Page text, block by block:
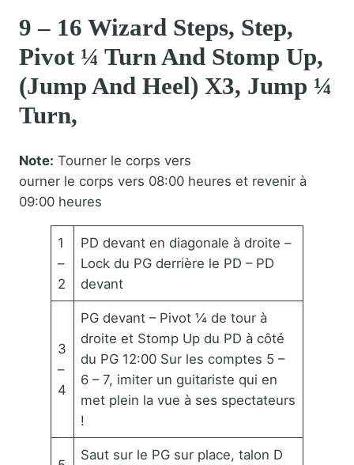
9 – 16 Wizard Steps, Step,
Pivot ¼ Turn And Stomp Up,
(Jump And Heel) X3, Jump ¼
Turn,
Note: Tourner le corps vers
ourner le corps vers 08:00 heures et revenir à
09:00 heures
1
–
2
PD devant en diagonale à droite –
Lock du PG derrière le PD – PD
devant
3
–
4
PG devant – Pivot ¼ de tour à
droite et Stomp Up du PD à côté
du PG 12:00 Sur les comptes 5 –
6 – 7, imiter un guitariste qui en
met plein la vue à ses spectateurs
!
Saut sur le PG sur place, talon D